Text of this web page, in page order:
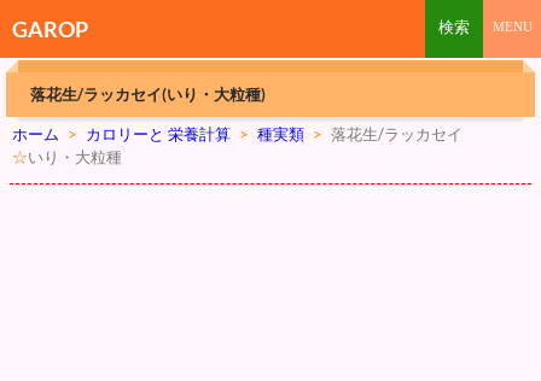
GAROP
落花生/ラッカセイ(いり・大粒種)
ホーム > カロリーと 栄養計算 > 種実類 > 落花生/ラッカセイ
☆いり・大粒種